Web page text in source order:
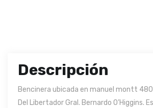
Descripción
Bencinera ubicada en manuel montt
Del Libertador Gral. Bernardo O’Higgins.